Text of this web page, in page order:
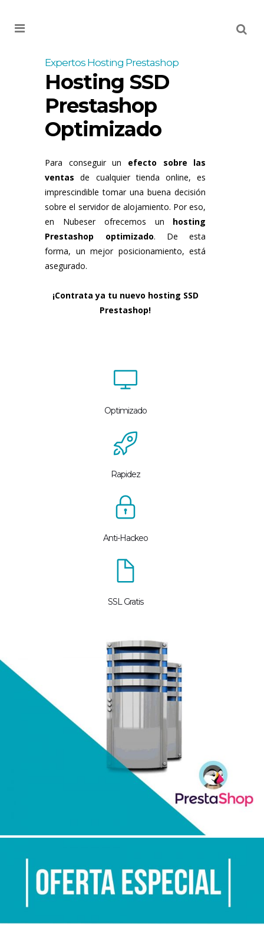
Expertos Hosting Prestashop
Hosting SSD
Prestashop
Optimizado
Para conseguir un efecto sobre las
ventas de cualquier tienda online, es
imprescindible tomar una buena decisión
sobre el servidor de alojamiento. Por eso,
en Nubeser ofrecemos un hosting
Prestashop optimizado. De esta
forma, un mejor posicionamiento, está
asegurado.
¡Contrata ya tu nuevo hosting SSD
Prestashop!
Optimizado
Rapidez
Anti-Hackeo
SSL Gratis